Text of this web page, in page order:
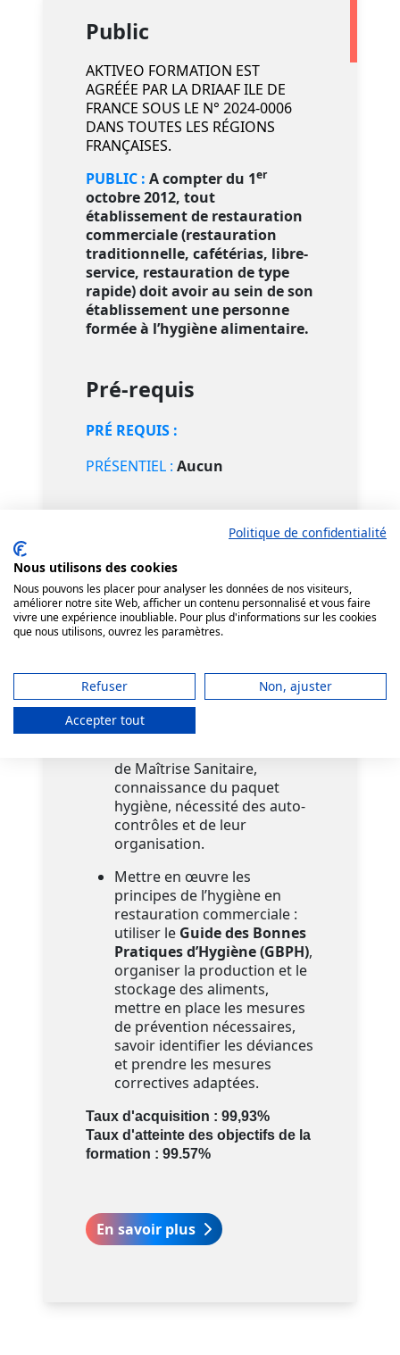
Public
AKTIVEO FORMATION EST
AGRÉÉE PAR LA DRIAAF ILE DE
FRANCE SOUS LE N° 2024-0006
DANS TOUTES LES RÉGIONS
FRANÇAISES.
PUBLIC : A compter du 1er
octobre 2012, tout
établissement de restauration
commerciale (restauration
traditionnelle, cafétérias, libre-
service, restauration de type
rapide) doit avoir au sein de son
établissement une personne
formée à l’hygiène alimentaire.
Pré-requis
PRÉ REQUIS :
PRÉSENTIEL : Aucun
À L’ISSUE DE CETTE FORMATION,
les participants seront capables
de :
Identifierles grands
réglementationen relation
avec la restauration
commerciale : responsabilité
des opérateurs, obligations
de Maîtrise Sanitaire,
connaissance du paquet
hygiène, nécessité des auto-
contrôles et de leur
organisation.
Mettre en œuvre les
principes de l’hygiène en
restauration commerciale :
utiliser le Guide des Bonnes
Pratiques d’Hygiène (GBPH),
organiser la production et le
stockage des aliments,
mettre en place les mesures
de prévention nécessaires,
savoir identifier les déviances
et prendre les mesures
correctives adaptées.
Taux d'acquisition : 99,93%
Taux d'atteinte des objectifs de la
formation : 99.57%
En savoir plus
Politique de confidentialité
Nous utilisons des cookies
Nous pouvons les placer pour analyser les données de nos visiteurs,
améliorer notre site Web, afficher un contenu personnalisé et vous faire
vivre une expérience inoubliable. Pour plus d'informations sur les cookies
que nous utilisons, ouvrez les paramètres.
Refuser
Non, ajuster
Accepter tout